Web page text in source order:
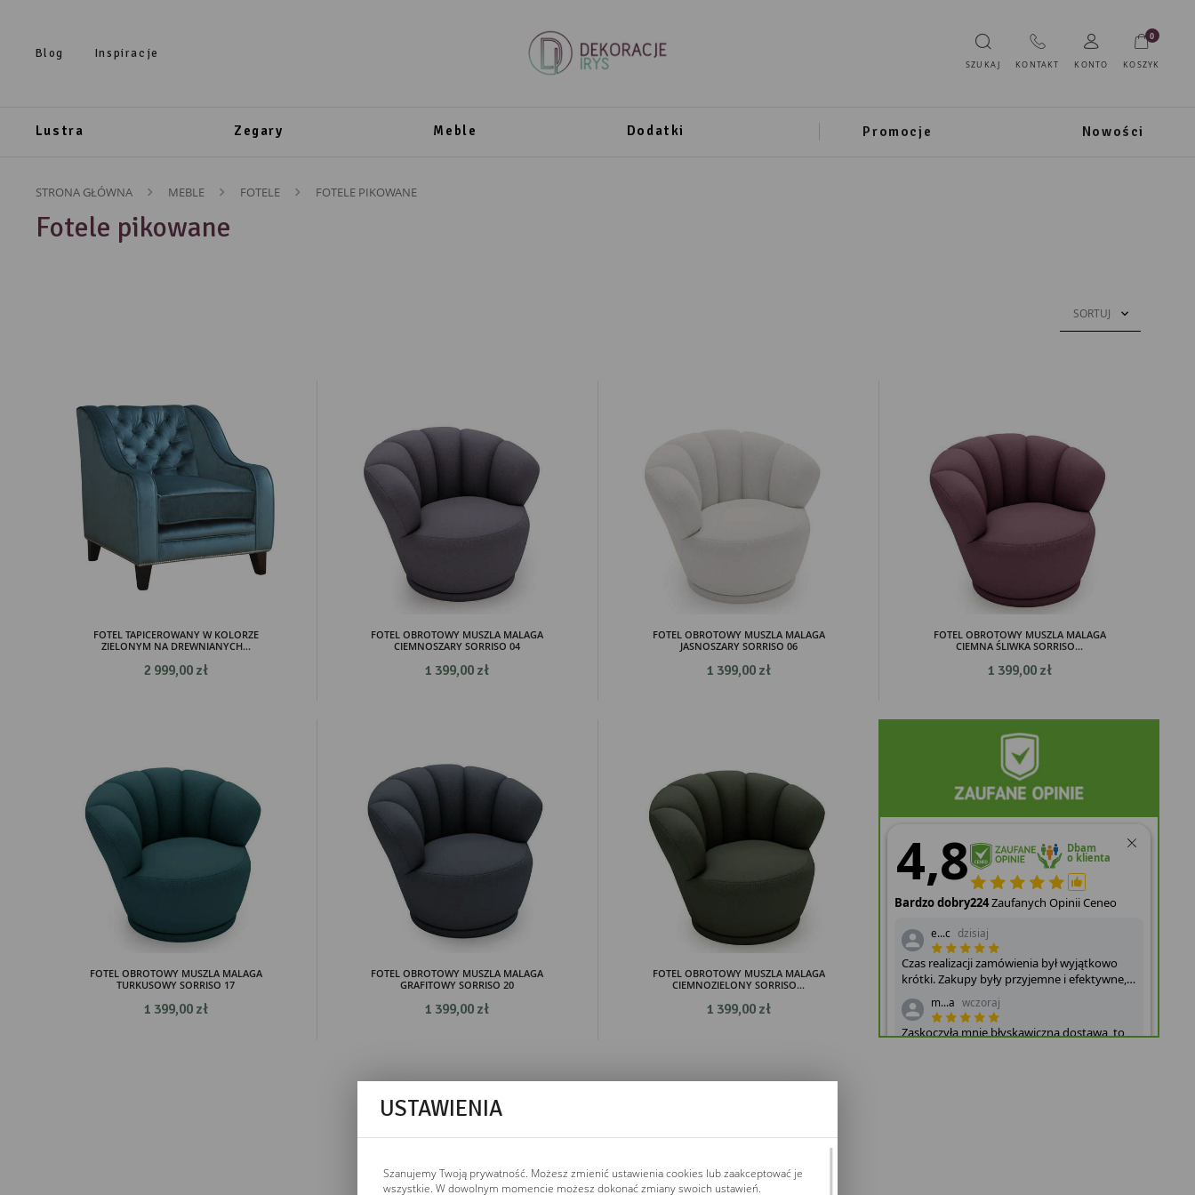
Blog Inspiracje
SZUKAJ KONTAKT KONTO KOSZYK
0
Lustra Zegary Meble Dodatki Promocje Nowości
STRONA GŁÓWNA MEBLE FOTELE FOTELE PIKOWANE
Fotele pikowane
SORTUJ
FOTEL TAPICEROWANY W KOLORZE
ZIELONYM NA DREWNIANYCH...
2 999,00 zł
FOTEL OBROTOWY MUSZLA MALAGA
CIEMNOSZARY SORRISO 04
1 399,00 zł
FOTEL OBROTOWY MUSZLA MALAGA
JASNOSZARY SORRISO 06
1 399,00 zł
FOTEL OBROTOWY MUSZLA MALAGA
CIEMNA ŚLIWKA SORRISO...
1 399,00 zł
FOTEL OBROTOWY MUSZLA MALAGA
TURKUSOWY SORRISO 17
1 399,00 zł
FOTEL OBROTOWY MUSZLA MALAGA
GRAFITOWY SORRISO 20
1 399,00 zł
FOTEL OBROTOWY MUSZLA MALAGA
CIEMNOZIELONY SORRISO...
1 399,00 zł
USTAWIENIA
Szanujemy Twoją prywatność. Możesz zmienić ustawienia cookies lub zaakceptować je
wszystkie. W dowolnym momencie możesz dokonać zmiany swoich ustawień.